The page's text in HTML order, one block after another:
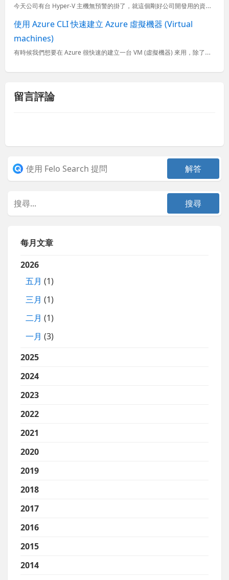
今天公司有台 Hyper-V 主機無預警的掛了，就這個剛好公司開發用的資料庫正好安裝在那壹台，為了讓大家能夠繼續工作，必須儘速將 VM 移至另一台 Hyper-V 伺服器，但是 VM 的設定都沒有匯出...
使用 Azure CLI 快速建立 Azure 虛擬機器 (Virtual
machines)
有時候我們想要在 Azure 很快速的建立一台 VM (虛擬機器) 來用，除了透過 Azure Portal 之外，我想最快速的方式，不外乎是透過 Azure CLI 命令列工具了，只要把之前筆記的
留言評論
每月文章
2026
五月 (1)
三月 (1)
二月 (1)
一月 (3)
2025
2024
2023
2022
2021
2020
2019
2018
2017
2016
2015
2014